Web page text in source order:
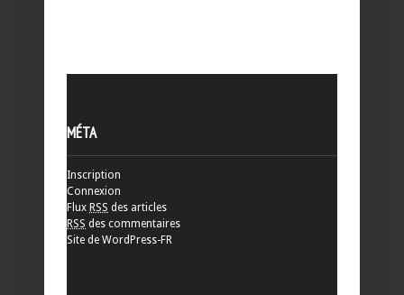
MÉTA
Inscription
Connexion
Flux RSS des articles
RSS des commentaires
Site de WordPress-FR